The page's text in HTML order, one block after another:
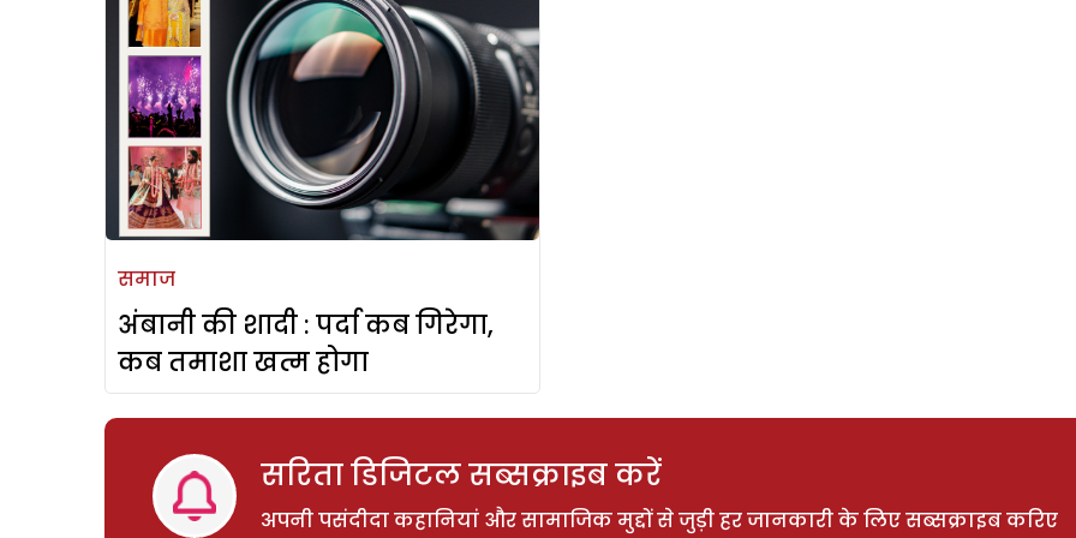
समाज
अंबानी की शादी : पर्दा कब गिरेगा,
कब तमाशा खत्म होगा
सरिता डिजिटल सब्सक्राइब करें
अपनी पसंदीदा कहानियां और सामाजिक मुद्दों से जुड़ी हर जानकारी के लिए सब्सक्राइब करिए